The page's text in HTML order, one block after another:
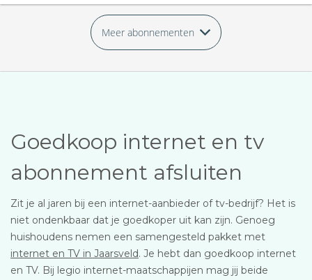
Meer abonnementen
Goedkoop internet en tv
abonnement afsluiten
Zit je al jaren bij een internet-aanbieder of tv-bedrijf? Het is
niet ondenkbaar dat je goedkoper uit kan zijn. Genoeg
huishoudens nemen een samengesteld pakket met
internet en TV in Jaarsveld. Je hebt dan goedkoop internet
en TV. Bij legio internet-maatschappijen mag jij beide